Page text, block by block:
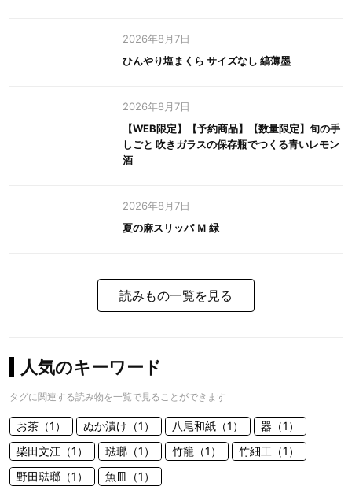
2026年8月7日
ひんやり塩まくら サイズなし 縞薄墨
2026年8月7日
【WEB限定】【予約商品】【数量限定】旬の手
しごと 吹きガラスの保存瓶でつくる青いレモン
酒
2026年8月7日
夏の麻スリッパ Ｍ 緑
読みもの一覧を見る
人気のキーワード
タグに関連する読み物を一覧で見ることができます
お茶（1） ぬか漬け（1） 八尾和紙（1）
器（1）
柴田文江（1）
琺瑯（1） 竹籠（1）
竹細工（1）
野田琺瑯（1）
魚皿（1）